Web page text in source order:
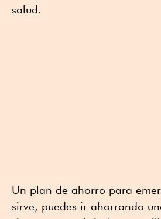
salud.
Un plan de ahorro para
sirve, puedes ir ahorrando